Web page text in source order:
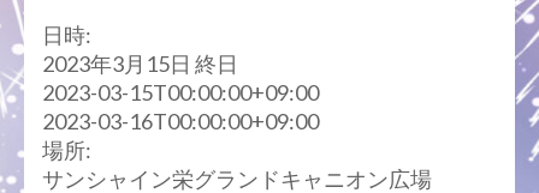
日時:
2023年3月15日 終日
2023-03-15T00:00:00+09:00
2023-03-16T00:00:00+09:00
場所:
サンシャイン栄グランドキャニオン広場